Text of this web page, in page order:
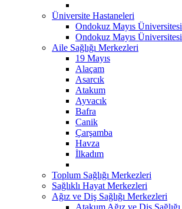
Üniversite Hastaneleri
Ondokuz Mayıs
Ondokuz Mayıs
Aile Sağlığı Merkezleri
19 Mayıs
Alaçam
Asarcık
Atakum
Ayvacık
Bafra
Canik
Çarşamba
Havza
İlkadım
Toplum Sağlığı Merkezleri
Sağlıklı Hayat Merkezleri
Ağız ve Diş Sağlığı Merkezleri
Atakum Ağız ve Diş